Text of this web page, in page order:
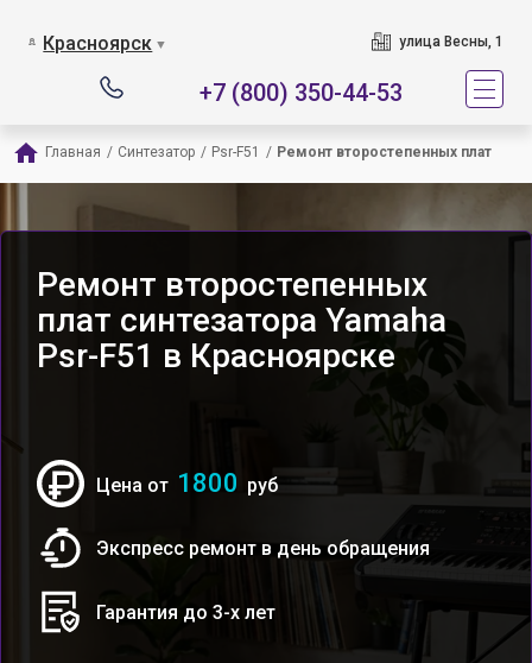
Красноярск ▼ улица Весны, 1
+7 (800) 350-44-53
Главная / Синтезатор / Psr-F51 / Ремонт второстепенных плат
Ремонт второстепенных
плат синтезатора Yamaha
Psr-F51 в Красноярске
Цена от 1800 руб
Экспресс ремонт в день обращения
Гарантия до 3-х лет